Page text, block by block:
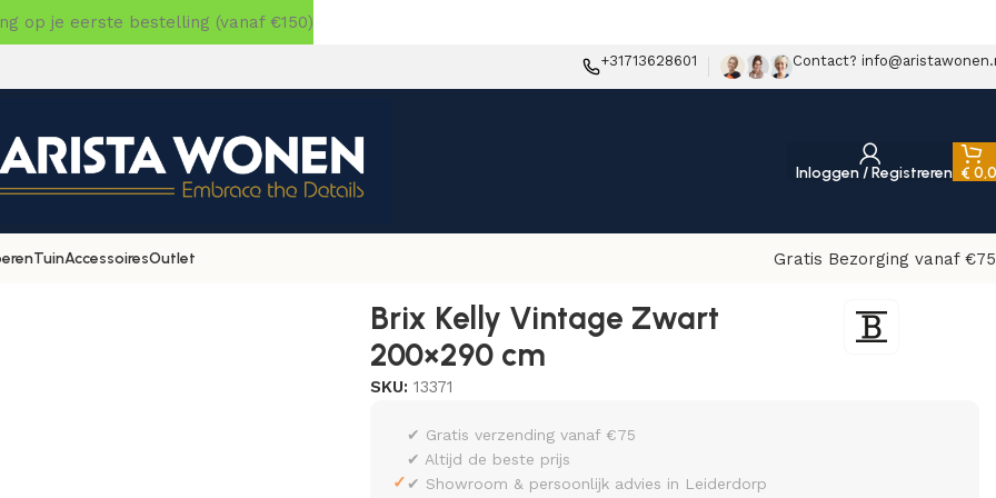
+31713628601 Contact?
Inloggen / Registreren €
TuinAccessoiresOutlet
Gratis Bezorging vanaf
Brix Kelly Vintage Zwart
200×290 cm
SKU:13371
✓
✔ Gratis verzending vanaf €75
✔ Altijd de beste prijs
✔ Showroom & persoonlijk advies in Leiderdorp
op je eerste bestelling (vanaf €150)